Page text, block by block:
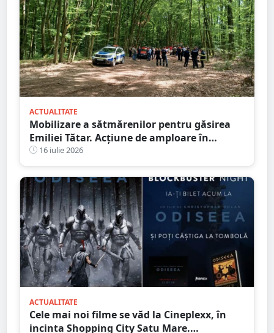
ACTUALITATE
Mobilizare a sătmărenilor pentru găsirea
Emiliei Tătar. Acțiune de amploare în
Homoroade
16 iulie 2026
ACTUALITATE
Cele mai noi filme se văd la Cineplexx, în
incinta Shopping City Satu Mare.